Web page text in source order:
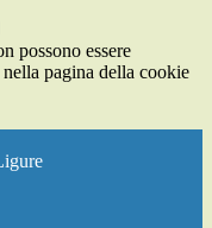
possono essere
pagina della cookie